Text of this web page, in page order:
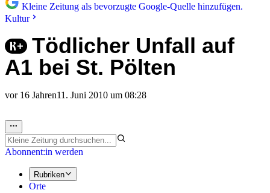
Kleine Zeitung als bevorzugte Google-Quelle hinzufügen.
Kultur
Tödlicher Unfall auf
A1 bei St. Pölten
vor 16 Jahren11. Juni 2010 um 08:28
Abonnent:in werden
Rubriken
Orte